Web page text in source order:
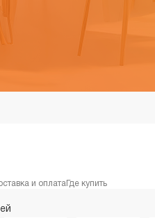
и оплата Где купить